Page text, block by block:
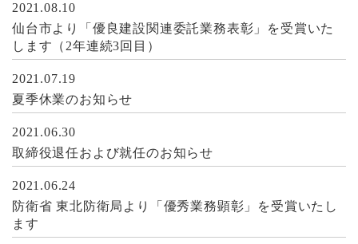
2021.08.10
仙台市より「優良建設関連委託業務表彰」を受賞いた
します（2年連続3回目）
2021.07.19
夏季休業のお知らせ
2021.06.30
取締役退任および就任のお知らせ
2021.06.24
防衛省 東北防衛局より「優秀業務顕彰」を受賞いたし
ます